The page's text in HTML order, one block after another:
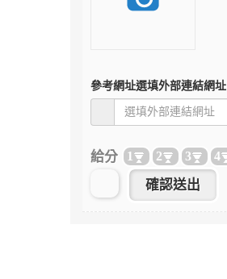
參考網址選填外部連結網址
給分 1 2 3 4